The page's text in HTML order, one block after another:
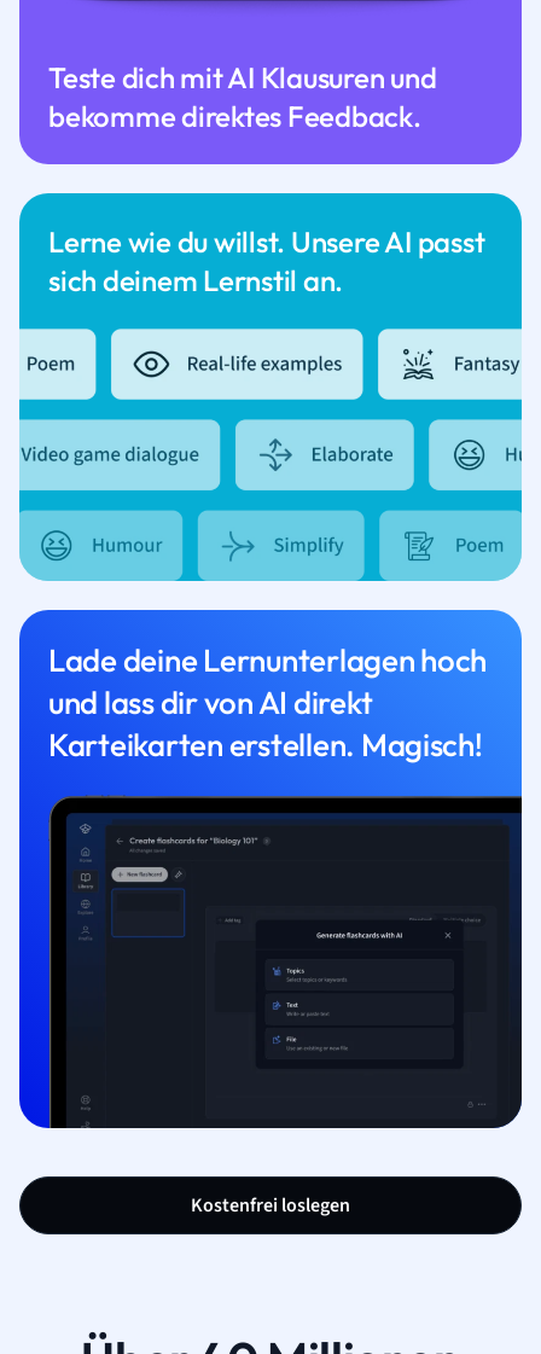
Lerne wie du willst. Unsere AI passt
sich deinem Lernstil an.
Teste dich mit AI Klausuren und
bekomme direktes Feedback.
Lade deine Lernunterlagen hoch
und lass dir von AI direkt
Karteikarten erstellen. Magisch!
Kostenfrei loslegen